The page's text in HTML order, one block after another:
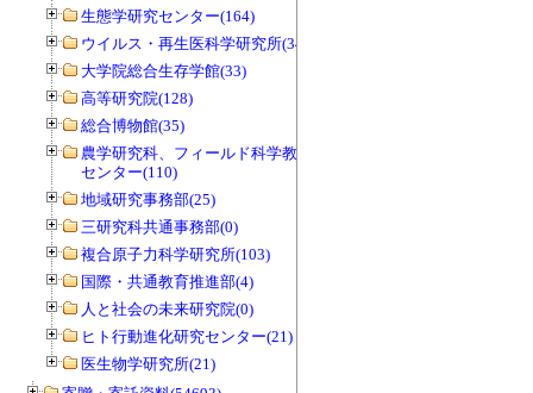
生態学研究センター(164)
ウイルス・再生医科学研究所(34)
大学院総合生存学館(33)
高等研究院(128)
総合博物館(35)
農学研究科、フィールド科学教育研究
センター(110)
地域研究事務部(25)
三研究科共通事務部(0)
複合原子力科学研究所(103)
国際・共通教育推進部(4)
人と社会の未来研究院(0)
ヒト行動進化研究センター(21)
医生物学研究所(21)